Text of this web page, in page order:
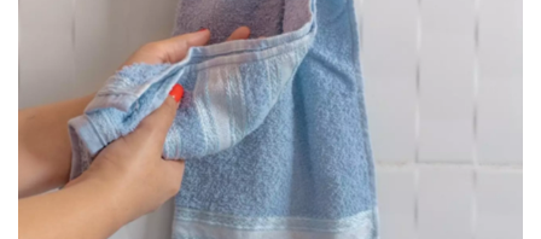
v.vasilev@flagman.bg
Касабова,
еmail:
k.kassabova@flagman.bg
Главен